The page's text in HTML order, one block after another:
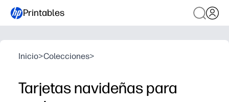
Printables
Inicio>Colecciones>
Tarjetas navideñas para